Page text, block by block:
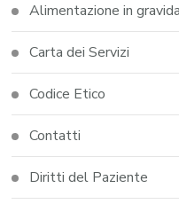
Alimentazione in
Carta dei Servizi
Codice Etico
Contatti
Diritti del Paziente